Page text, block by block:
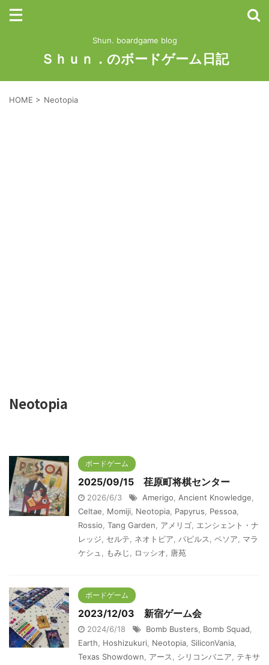
Shun. boardgame blog
Ｓｈｕｎ．のボードゲーム日記
HOME > Neotopia
Neotopia
ボードゲーム
2025/09/15 荏原町将棋センター
2026/6/3 Amerigo Ancient Knowledge
Celtae
Momiji Neotopia Papyrus Pessoa
Rossio Tang Garden アメリゴ
エンシェント・ナ
レッジ
セルテ ネオトピア パピルス ペソア
マラ
ケシュ
もみじ ロッシオ 唐苑
ボードゲーム
2023/12/03 新宿ゲーム会
2024/6/18 Bomb Busters Bomb Squad
Earth
Hoshizukuri Neotopia SiliconVania
Texas Showdown
アース シリコンバニア
テキサ